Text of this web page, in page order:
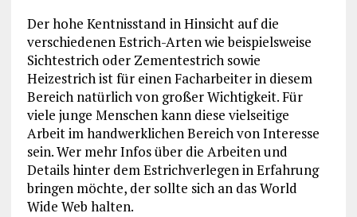
Der hohe Kentnisstand in Hinsicht auf die
verschiedenen Estrich-Arten wie beispielsweise
Sichtestrich oder Zementestrich sowie
Heizestrich ist für einen Facharbeiter in diesem
Bereich natürlich von großer Wichtigkeit. Für
viele junge Menschen kann diese vielseitige
Arbeit im handwerklichen Bereich von Interesse
sein. Wer mehr Infos über die Arbeiten und
Details hinter dem Estrichverlegen in Erfahrung
bringen möchte, der sollte sich an das World
Wide Web halten.